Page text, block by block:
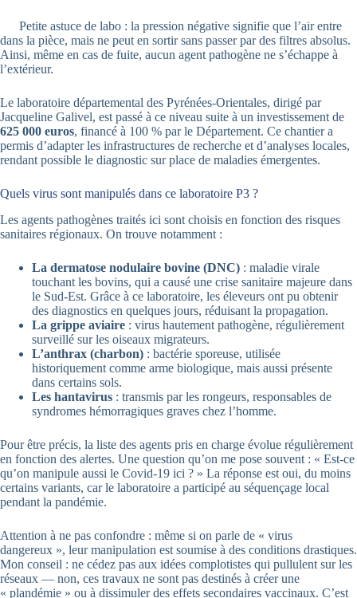
Petite astuce de labo : la pression négative signifie que l’air entre
dans la pièce, mais ne peut en sortir sans passer par des filtres absolus.
Ainsi, même en cas de fuite, aucun agent pathogène ne s’échappe à
l’extérieur.
Le laboratoire départemental des Pyrénées-Orientales, dirigé par
Jacqueline Galivel, est passé à ce niveau suite à un investissement de
625 000 euros, financé à 100 % par le Département. Ce chantier a
permis d’adapter les infrastructures de recherche et d’analyses locales,
rendant possible le diagnostic sur place de maladies émergentes.
Quels virus sont manipulés dans ce laboratoire P3 ?
Les agents pathogènes traités ici sont choisis en fonction des risques
sanitaires régionaux. On trouve notamment :
La dermatose nodulaire bovine (DNC) : maladie virale
touchant les bovins, qui a causé une crise sanitaire majeure dans
le Sud-Est. Grâce à ce laboratoire, les éleveurs ont pu obtenir
des diagnostics en quelques jours, réduisant la propagation.
La grippe aviaire : virus hautement pathogène, régulièrement
surveillé sur les oiseaux migrateurs.
L’anthrax (charbon) : bactérie sporeuse, utilisée
historiquement comme arme biologique, mais aussi présente
dans certains sols.
Les hantavirus : transmis par les rongeurs, responsables de
syndromes hémorragiques graves chez l’homme.
Pour être précis, la liste des agents pris en charge évolue régulièrement
en fonction des alertes. Une question qu’on me pose souvent : « Est-ce
qu’on manipule aussi le Covid-19 ici ? » La réponse est oui, du moins
certains variants, car le laboratoire a participé au séquençage local
pendant la pandémie.
Attention à ne pas confondre : même si on parle de « virus
dangereux », leur manipulation est soumise à des conditions drastiques.
Mon conseil : ne cédez pas aux idées complotistes qui pullulent sur les
réseaux — non, ces travaux ne sont pas destinés à créer une
« plandémie » ou à dissimuler des effets secondaires vaccinaux. C’est